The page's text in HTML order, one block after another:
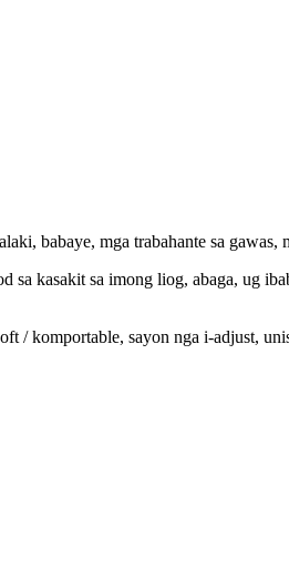
babaye, mga trabahante sa gawas,
sa kasakit sa imong liog, abaga, ug
/ komportable, sayon ​​nga i-adjust,